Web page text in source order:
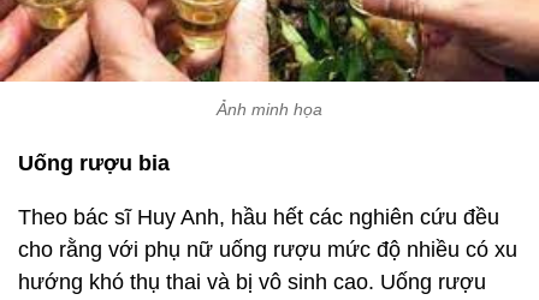
Ảnh minh họa
Uống rượu bia
Theo bác sĩ Huy Anh, hầu hết các nghiên cứu đều
cho rằng với phụ nữ uống rượu mức độ nhiều có xu
hướng khó thụ thai và bị vô sinh cao. Uống rượu